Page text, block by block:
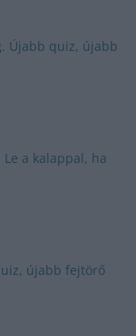
Újabb quiz, újabb
a kalappal, ha
újabb fejtörő